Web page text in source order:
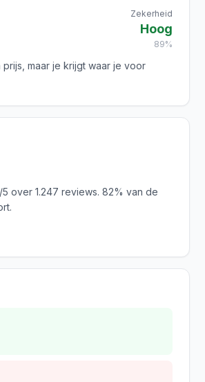
Zekerheid
Hoog
89%
maar je krijgt waar je voor
over 1.247 reviews. 82% van de